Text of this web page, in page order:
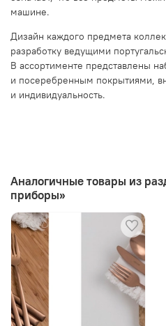
машине.
Дизайн каждого предмета
разработку ведущими
В ассортименте представлены
и посеребренным покрытиями,
и индивидуальность.
Аналогичные товары из
приборы»